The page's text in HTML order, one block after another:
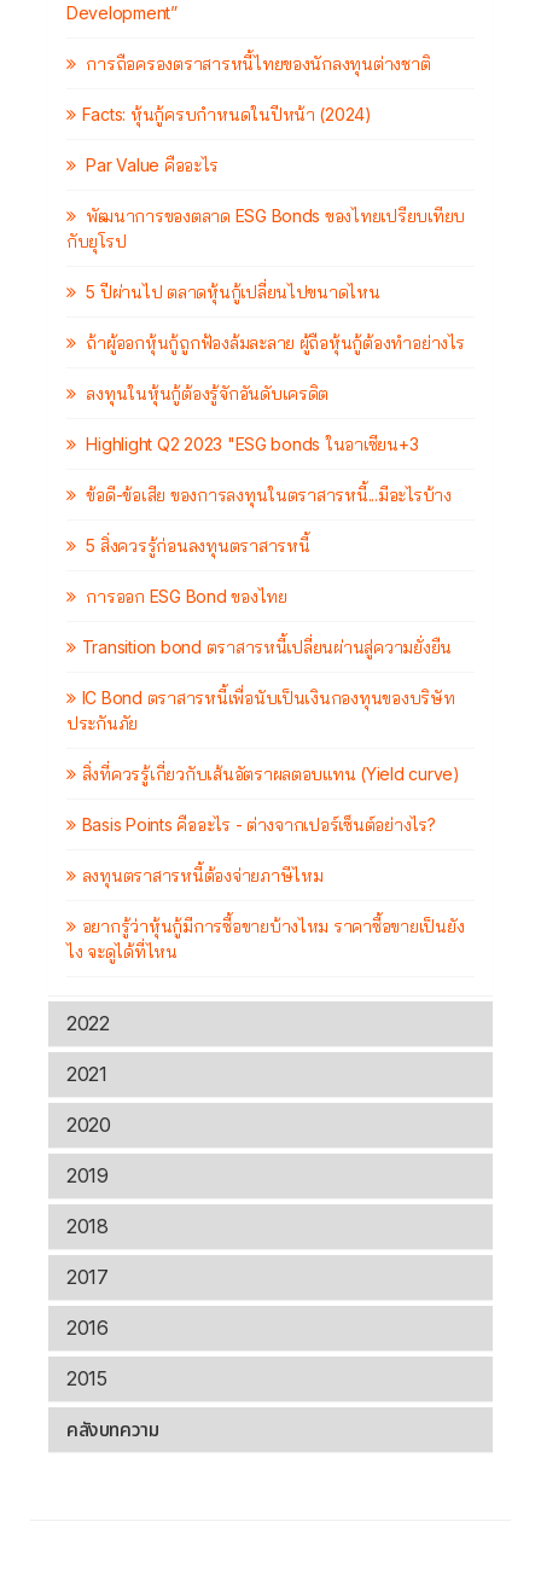
Development”
การถือครองตราสารหนี้ไทยของนักลงทุนต่างชาติ
Facts: หุ้นกู้ครบกำหนดในปีหน้า (2024)
Par Value คืออะไร
พัฒนาการของตลาด ESG Bonds ของไทยเปรียบเทียบ
กับยุโรป
5 ปีผ่านไป ตลาดหุ้นกู้เปลี่ยนไปขนาดไหน
ถ้าผู้ออกหุ้นกู้ถูกฟ้องล้มละลาย ผู้ถือหุ้นกู้ต้องทำอย่างไร
ลงทุนในหุ้นกู้ต้องรู้จักอันดับเครดิต
Highlight Q2 2023 "ESG bonds ในอาเซียน+3
ข้อดี-ข้อเสีย ของการลงทุนในตราสารหนี้...มีอะไรบ้าง
5 สิ่งควรรู้ก่อนลงทุนตราสารหนี้
การออก ESG Bond ของไทย
Transition bond ตราสารหนี้เปลี่ยนผ่านสู่ความยั่งยืน
IC Bond ตราสารหนี้เพื่อนับเป็นเงินกองทุนของบริษัท
ประกันภัย
สิ่งที่ควรรู้เกี่ยวกับเส้นอัตราผลตอบแทน (Yield curve)
Basis Points คืออะไร - ต่างจากเปอร์เซ็นต์อย่างไร?
ลงทุนตราสารหนี้ต้องจ่ายภาษีไหม
อยากรู้ว่าหุ้นกู้มีการซื้อขายบ้างไหม ราคาซื้อขายเป็นยัง
ไง จะดูได้ที่ไหน
2022
2021
2020
2019
2018
2017
2016
2015
คลังบทความ